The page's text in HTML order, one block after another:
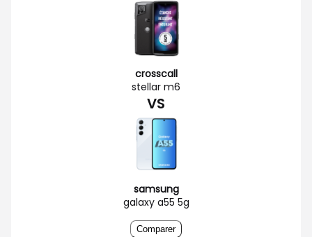
crosscall
stellar m6
VS
samsung
galaxy a55 5g
Comparer